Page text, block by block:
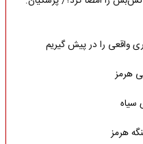
واقعی را در پیش گیریم
هرمز
سیاه
هرمز